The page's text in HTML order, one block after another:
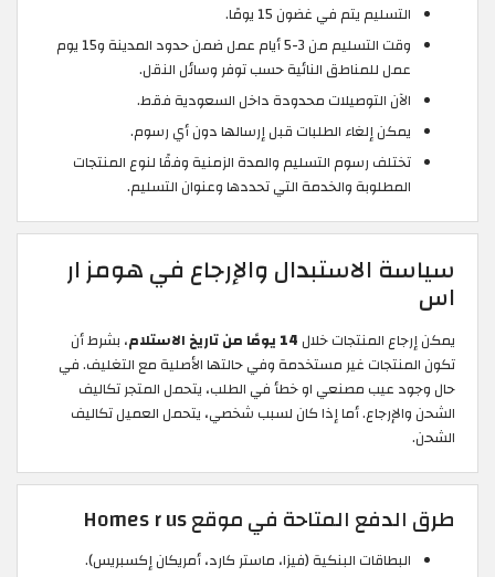
التسليم يتم في غضون 15 يومًا.
وقت التسليم من 3-5 أيام عمل ضمن حدود المدينة و15 يوم
عمل للمناطق النائية حسب توفر وسائل النقل.
الآن التوصيلات محدودة داخل السعودية فقط.
يمكن إلغاء الطلبات قبل إرسالها دون أي رسوم.
تختلف رسوم التسليم والمدة الزمنية وفقًا لنوع المنتجات
المطلوبة والخدمة التي تحددها وعنوان التسليم.
سياسة الاستبدال والإرجاع في هومز ار
اس
يمكن إرجاع المنتجات خلال 14 يومًا من تاريخ الاستلام
، بشرط أن
تكون المنتجات غير مستخدمة وفي حالتها الأصلية مع التغليف. في
حال وجود عيب مصنعي او خطأ في الطلب، يتحمل المتجر تكاليف
الشحن والإرجاع. أما إذا كان لسبب شخصي، يتحمل العميل تكاليف
الشحن.
طرق الدفع المتاحة في موقع Homes r us
البطاقات البنكية (فيزا، ماستر كارد، أمريكان إكسبريس).